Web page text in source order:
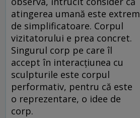
atingerea umană este extrem
de simplificatoare. Corpul
vizitatorului e prea concret.
Singurul corp pe care îl
accept în interacțiunea cu
sculpturile este corpul
performativ, pentru că este
o reprezentare, o idee de
corp.